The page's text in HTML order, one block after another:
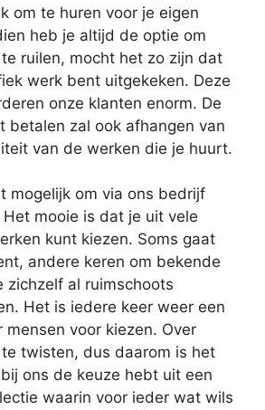
om te huren voor je eigen
heb je altijd de optie om
ruilen, mocht het zo zijn dat
werk bent uitgekeken. Deze
onze klanten enorm. De
betalen zal ook afhangen van
van de werken die je huurt.
mogelijk om via ons bedrijf
mooie is dat je uit vele
kunt kiezen. Soms gaat
andere keren om bekende
zichzelf al ruimschoots
Het is iedere keer weer een
mensen voor kiezen. Over
twisten, dus daarom is het
ons de keuze hebt uit een
waarin voor ieder wat wils